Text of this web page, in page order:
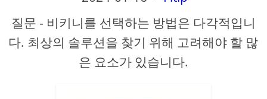
질문 - 비키니를 선택하는 방법은 다각적입니
다. 최상의 솔루션을 찾기 위해 고려해야 할 많
은 요소가 있습니다.